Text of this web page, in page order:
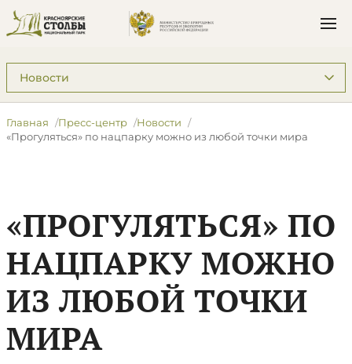
Подразделы: Пресс-центр
Главная Пресс-центр
Новости
«Прогуляться» по нацпарку можно из любой точки мира
«ПРОГУЛЯТЬСЯ» ПО
НАЦПАРКУ МОЖНО
ИЗ ЛЮБОЙ ТОЧКИ
МИРА